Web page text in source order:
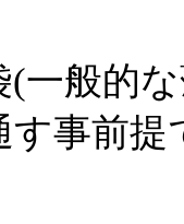
(一般的
す事前